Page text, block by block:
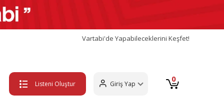
Vartabi'de Yapabileceklerini Keşfet!
Listeni Oluştur Giriş Yap 0